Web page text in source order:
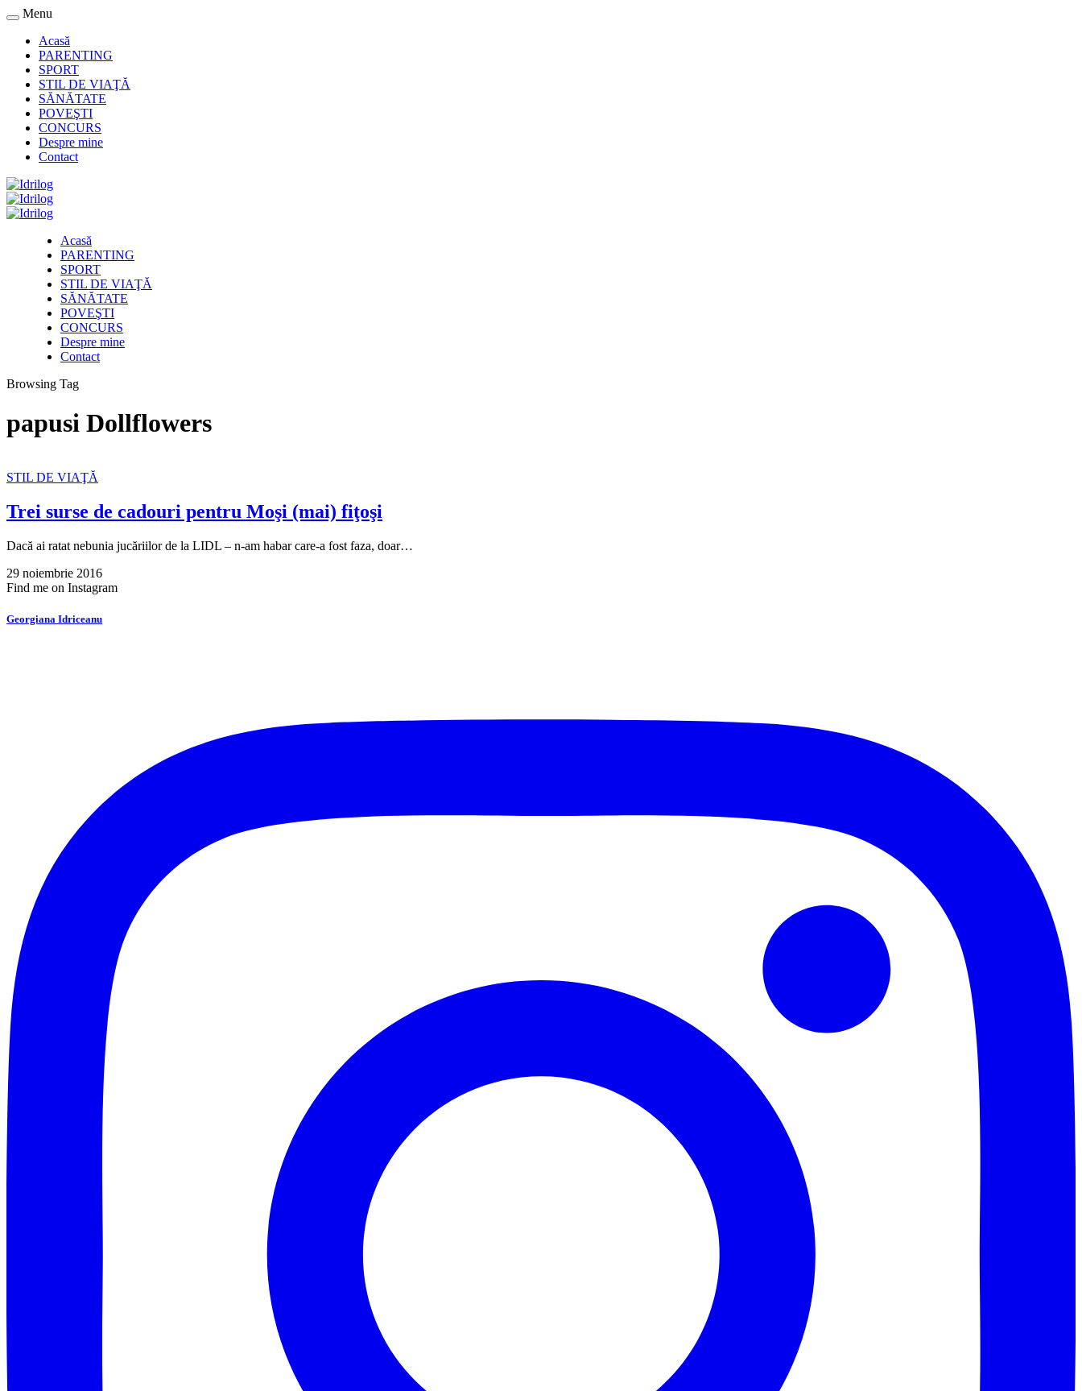
Menu
Acasă
PARENTING
SPORT
STIL DE VIAŢĂ
SĂNĂTATE
POVEŞTI
CONCURS
Despre mine
Contact
Acasă
PARENTING
SPORT
STIL DE VIAŢĂ
SĂNĂTATE
POVEŞTI
CONCURS
Despre mine
Contact
Browsing Tag
papusi Dollflowers
STIL DE VIAŢĂ
Trei surse de cadouri pentru Moşi (mai) fiţoşi
Dacă ai ratat nebunia jucăriilor de la LIDL – n-am habar care-a fost faza, doar…
29 noiembrie 2016
Find me on Instagram
Georgiana Idriceanu